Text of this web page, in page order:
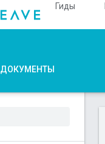
Гиды
ДОКУМЕНТЫ